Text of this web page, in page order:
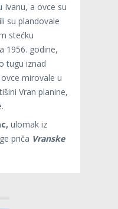
Ivanu, a ovce su
su plandovale
stećku
1956. godine,
tugu iznad
mirovale u
Vran planine,
ulomak iz
priča Vranske